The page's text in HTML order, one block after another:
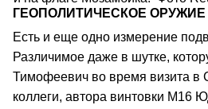
ГЕОПОЛИТИЧЕСКОЕ ОРУЖИЕ
Есть и еще одно измерение
Различимое даже в шутке,
Тимофеевич во время визита
коллеги, автора винтовки М16